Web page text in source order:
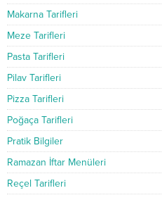
Makarna Tarifleri
Meze Tarifleri
Pasta Tarifleri
Pilav Tarifleri
Pizza Tarifleri
Poğaça Tarifleri
Pratik Bilgiler
Ramazan İftar Menüleri
Reçel Tarifleri